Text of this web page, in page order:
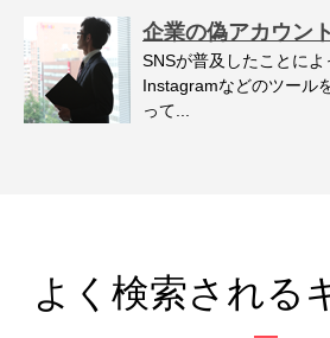
企業の偽アカウン
SNSが普及したことに
Instagramなどのツール
って...
よく検索される